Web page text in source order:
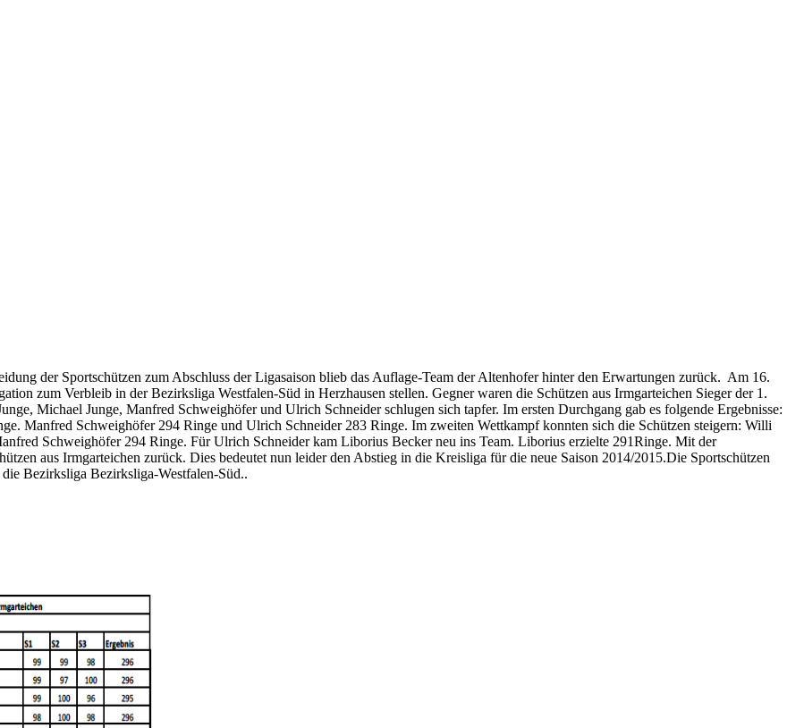
der Sportschützen zum Abschluss der Ligasaison blieb das Auflage-Team der Altenhofer hinter den Erwartungen zurück. Am 16.
zum Verbleib in der Bezirksliga Westfalen-Süd in Herzhausen stellen. Gegner waren die Schützen aus Irmgarteichen Sieger der 1.
Michael Junge, Manfred Schweighöfer und Ulrich Schneider schlugen sich tapfer. Im ersten Durchgang gab es folgende Ergebnisse:
Manfred Schweighöfer 294 Ringe und Ulrich Schneider 283 Ringe. Im zweiten Wettkampf konnten sich die Schützen steigern: Willi
Schweighöfer 294 Ringe. Für Ulrich Schneider kam Liborius Becker neu ins Team. Liborius erzielte 291Ringe. Mit der
aus Irmgarteichen zurück. Dies bedeutet nun leider den Abstieg in die Kreisliga für die neue Saison 2014/2015.Die Sportschützen
Bezirksliga Bezirksliga-Westfalen-Süd..